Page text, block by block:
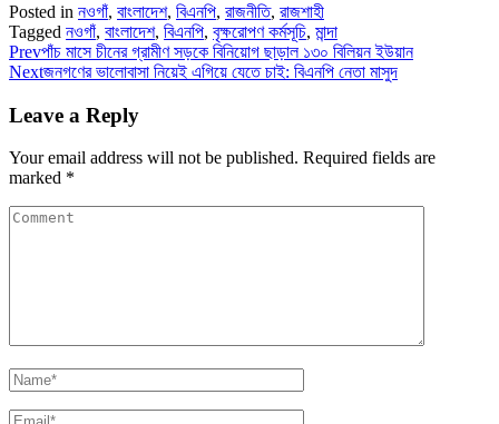
Posted in নওগাঁ, বাংলাদেশ, বিএনপি, রাজনীতি, রাজশাহী
Tagged নওগাঁ, বাংলাদেশ, বিএনপি, বৃক্ষরোপণ কর্মসূচি, মান্দা
Prevপাঁচ মাসে চীনের গ্রামীণ সড়কে বিনিয়োগ ছাড়াল ১৩০ বিলিয়ন ইউয়ান
Nextজনগণের ভালোবাসা নিয়েই এগিয়ে যেতে চাই: বিএনপি নেতা মাসুদ
Leave a Reply
Your email address will not be published. Required fields are
marked *